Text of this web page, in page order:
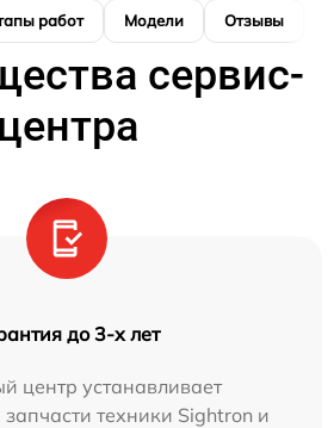
работ Модели Отзывы
сервис-
центра
до 3-х лет
центр устанавливает
техники Sightron и